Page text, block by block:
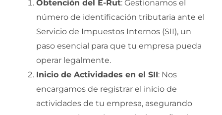
Obtención del E-Rut: Gestionamos el
número de identificación tributaria ante el
Servicio de Impuestos Internos (SII), un
paso esencial para que tu empresa pueda
operar legalmente.
Inicio de Actividades en el SII: Nos
encargamos de registrar el inicio de
actividades de tu empresa, asegurando